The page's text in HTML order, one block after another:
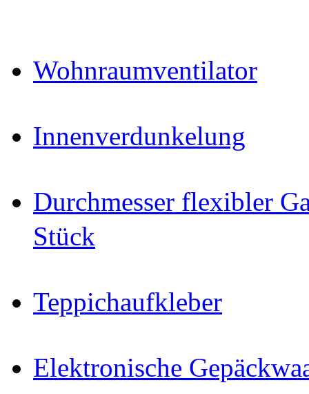
Wohnraumventilator
Innenverdunkelung
Durchmesser flexibler
Stück
Teppichaufkleber
Elektronische